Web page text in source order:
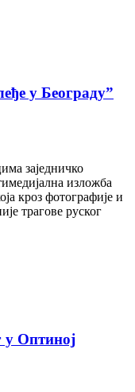
у Београду”
заједничко
изложба
кроз фотографије и
трагове руског
у Оптиној